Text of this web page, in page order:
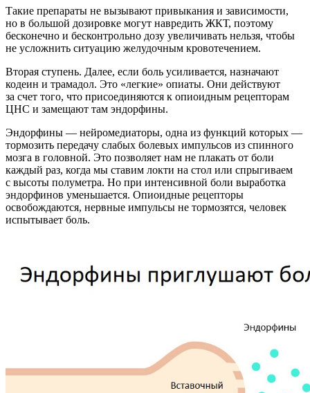
Такие препараты не вызывают привыкания и зависимости,
но в большой дозировке могут навредить ЖКТ, поэтому
бесконечно и бесконтрольно дозу увеличивать нельзя, чтобы
не усложнить ситуацию желудочным кровотечением.
Вторая ступень. Далее, если боль усиливается, назначают
кодеин и трамадол. Это «легкие» опиаты. Они действуют
за счет того, что присоединяются к опиоидным рецепторам
ЦНС и замещают там эндорфины.
Эндорфины — нейромедиаторы, одна из функций которых —
тормозить передачу слабых болевых импульсов из спинного
мозга в головной. Это позволяет нам не плакать от боли
каждый раз, когда мы ставим локти на стол или спрыгиваем
с высоты полуметра. Но при интенсивной боли выработка
эндорфинов уменьшается. Опиоидные рецепторы
освобождаются, нервные импульсы не тормозятся, человек
испытывает боль.